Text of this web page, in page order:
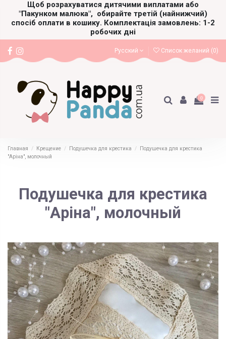
Щоб розрахуватися дитячими виплатами або
"Пакунком малюка", обирайте третій (найнижчий)
спосіб оплати в кошику. Комплектація замовлень: 1-2
робочих дні
Русский Список желаний (0)
0
Главная Крещение Подушечка для крестика
Подушечка для крестика
"Аріна", молочный
Подушечка для крестика
"Аріна", молочный